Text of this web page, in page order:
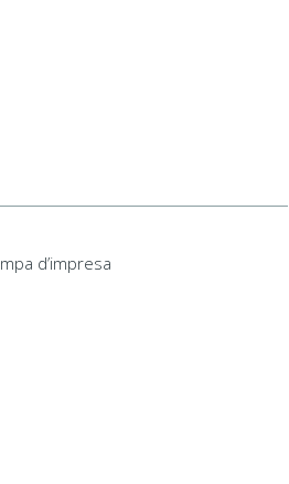
d’impresa